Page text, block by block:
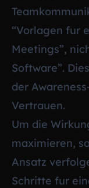
“Vorlagen fur
Meetings”,
Software”.
der
Vertrauen.
Um die
maximieren,
Ansatz
Schritte fur